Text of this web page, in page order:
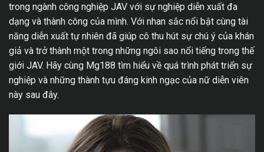
trong ngành công nghiệp JAV với sự nghiệp diễn xuất đa
dạng và thành công của mình. Với nhan sắc nổi bật cùng tài
năng diễn xuất tự nhiên đã giúp cô thu hút sự chú ý của khán
giả và trở thành một trong những ngôi sao nổi tiếng trong thế
giới JAV. Hãy cùng Mg188 tìm hiểu về quá trình phát triển sự
nghiệp và những thành tựu đáng kinh ngạc của nữ diễn viên
này sau đây.